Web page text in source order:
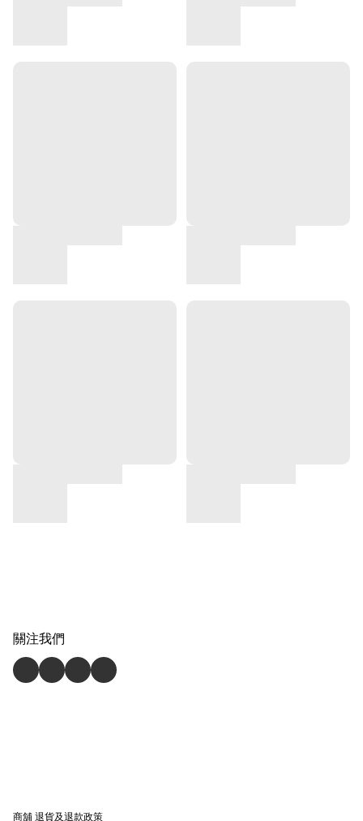
關注我們
商舖退貨及退款政策